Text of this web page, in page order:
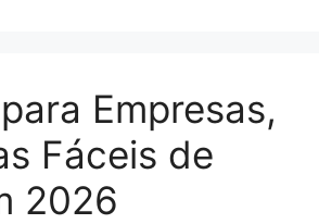
Empresas,
Fáceis de
2026